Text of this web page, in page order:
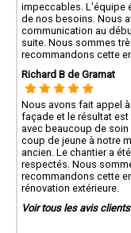
impeccables. L'équipe
de nos besoins. Nous
communication au
suite. Nous sommes
recommandons cette
Richard B de Gramat
Nous avons fait appel
façade et le résultat
avec beaucoup de
coup de jeune à notre
ancien. Le chantier a
respectés. Nous
recommandons cette
rénovation extérieure.
Voir tous les avis clients